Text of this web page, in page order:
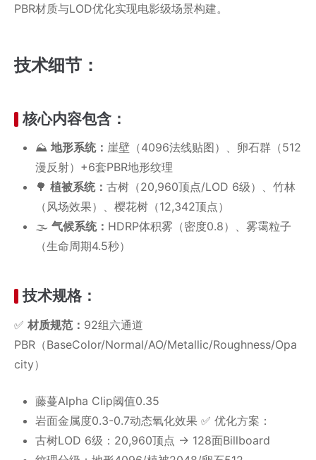
PBR材质与LOD优化实现电影级场景构建。
技术细节：
核心内容包含：
​​⛰️ 地形系统​​： 崖壁（4096法线贴图）、卵石群（512
漫反射）+6套PBR地形纹理
​​🌳 植被系统​​： 古树（20,960顶点/LOD 6级）、竹林
（风场效果）、樱花树（12,342顶点）
​​🌫️ 气候系统​​： HDRP体积雾（密度0.8）、雾霭粒子
（生命周期4.5秒）
​​技术规格​​：
✅ ​​ 材质规范​​： 92组六通道
PBR（BaseColor/Normal/AO/Metallic/Roughness/Opa
city）
藤蔓Alpha Clip阈值0.35
岩面金属度0.3-0.7动态氧化效果 ✅ ​​优化方案​​：
古树LOD 6级：20,960顶点 → 128面Billboard